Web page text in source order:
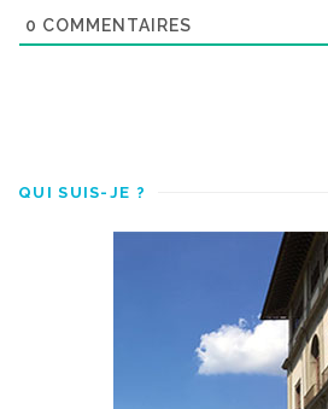
0 COMMENTAIRES
QUI SUIS-JE ?